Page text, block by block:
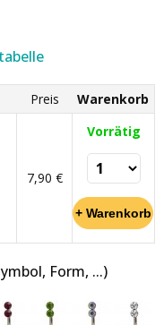
Preis Warenkorb
7,90 €
Vorrätig
Form, ...)